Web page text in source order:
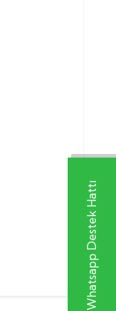
Whatsapp Destek Hattı